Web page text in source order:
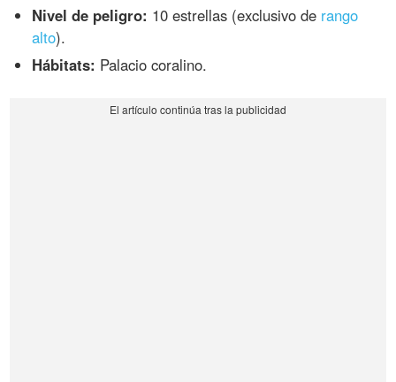
Nivel de peligro: 10 estrellas (exclusivo de rango
alto).
Hábitats: Palacio coralino.